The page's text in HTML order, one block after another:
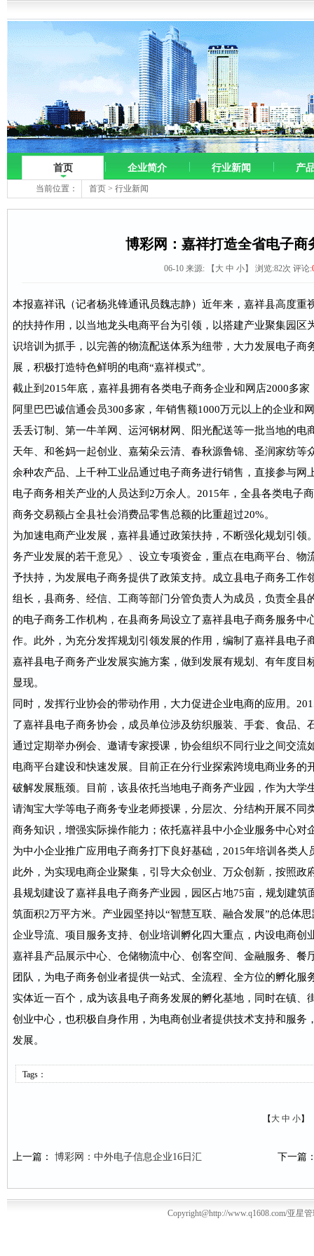
首页 企业简介 行业新闻 产
当前位置： 首页 > 行业新闻
博彩网：嘉祥打造全省电子商
06-10 来源: 【 大 中 小】 浏览:82次 评论:
本报嘉祥讯（记者杨兆锋通讯员魏志静）近年来，嘉祥县高度重
的扶持作用，以当地龙头电商平台为引领，以搭建产业聚集园区
识培训为抓手，以完善的物流配送体系为纽带，大力发展电子商
展，积极打造特色鲜明的电商“嘉祥模式”。
截止到2015年底，嘉祥县拥有各类电子商务企业和网店2000多
阿里巴巴诚信通会员300多家，年销售额1000万元以上的企业和
丢丢订制、第一牛羊网、运河钢材网、阳光配送等一批当地的电
天年、和爸妈一起创业、嘉菊朵云清、春秋源鲁锦、圣润家纺等
余种农产品、上千种工业品通过电子商务进行销售，直接参与网
电子商务相关产业的人员达到2万余人。2015年，全县各类电子
商务交易额占全县社会消费品零售总额的比重超过20%。
为加速电商产业发展，嘉祥县通过政策扶持，不断强化规划引领
务产业发展的若干意见》、设立专项资金，重点在电商平台、物
予扶持，为发展电子商务提供了政策支持。成立县电子商务工作
组长，县商务、经信、工商等部门分管负责人为成员，负责全县
的电子商务工作机构，在县商务局设立了嘉祥县电子商务服务中
作。此外，为充分发挥规划引领发展的作用，编制了嘉祥县电子
嘉祥县电子商务产业发展实施方案，做到发展有规划、有年度目
显现。
同时，发挥行业协会的带动作用，大力促进企业电商的应用。
了嘉祥县电子商务协会，成员单位涉及纺织服装、手套、食品、
通过定期举办例会、邀请专家授课，协会组织不同行业之间交流
电商平台建设和快速发展。目前正在分行业探索跨境电商业务的
破解发展瓶颈。目前，该县依托当地电子商务产业园，作为大学
请淘宝大学等电子商务专业老师授课，分层次、分结构开展不同
商务知识，增强实际操作能力；依托嘉祥县中小企业服务中心对
为中小企业推广应用电子商务打下良好基础，2015年培训各类人
此外，为实现电商企业聚集，引导大众创业、万众创新，按照政
县规划建设了嘉祥县电子商务产业园，园区占地75亩，规划建筑
筑面积2万平方米。产业园坚持以“智慧互联、融合发展”的总体
企业导流、项目服务支持、创业培训孵化四大重点，内设电商创
嘉祥县产品展示中心、仓储物流中心、创客空间、金融服务、餐
团队，为电子商务创业者提供一站式、全流程、全方位的孵化服
实体近一百个，成为该县电子商务发展的孵化基地，同时在镇、
创业中心，也积极自身作用，为电商创业者提供技术支持和服务
发展。
Tags：
【 大 中 小】
上一篇： 博彩网：中外电子信息企业16日汇 下一篇
Copyright@http://www.q1608.com/亚星